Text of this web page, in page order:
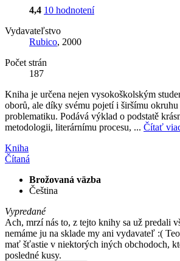
4,4 10 hodnotení
Vydavateľstvo
Rubico, 2000
Počet strán
187
Kniha je určena nejen vysokoškolským
oborů, ale díky svému pojetí i širšímu
problematiku. Podává výklad o podstatě
metodologii, literárnímu procesu, ... Čítať
Kniha
Čítaná
Brožovaná väzba
Čeština
Vypredané
Ach, mrzí nás to, z tejto knihy sa už predali
nemáme ju na sklade my ani vydavateľ :(
mať šťastie v niektorých iných obchodoch,
posledné kusy.